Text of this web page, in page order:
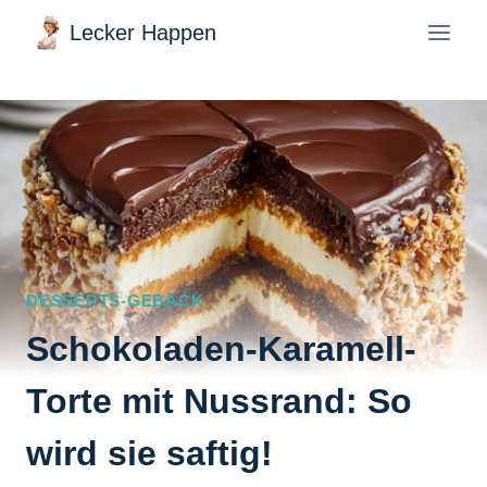
Zum
Inhalt
springen
Lecker Happen
DESSERTS-GEBACK
Schokoladen-Karamell-
Torte mit Nussrand: So
wird sie saftig!